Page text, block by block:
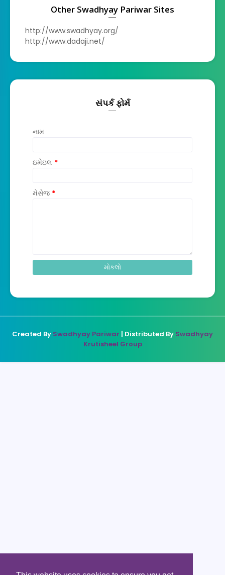
Other Swadhyay Pariwar Sites
http://www.swadhyay.org/
http://www.dadaji.net/
સંપર્ક ફોર્મ
નામ
ઇમેઇલ *
મેસેજ *
Created By Swadhyay Pariwar | Distributed By Swadhyay
Krutisheel Group